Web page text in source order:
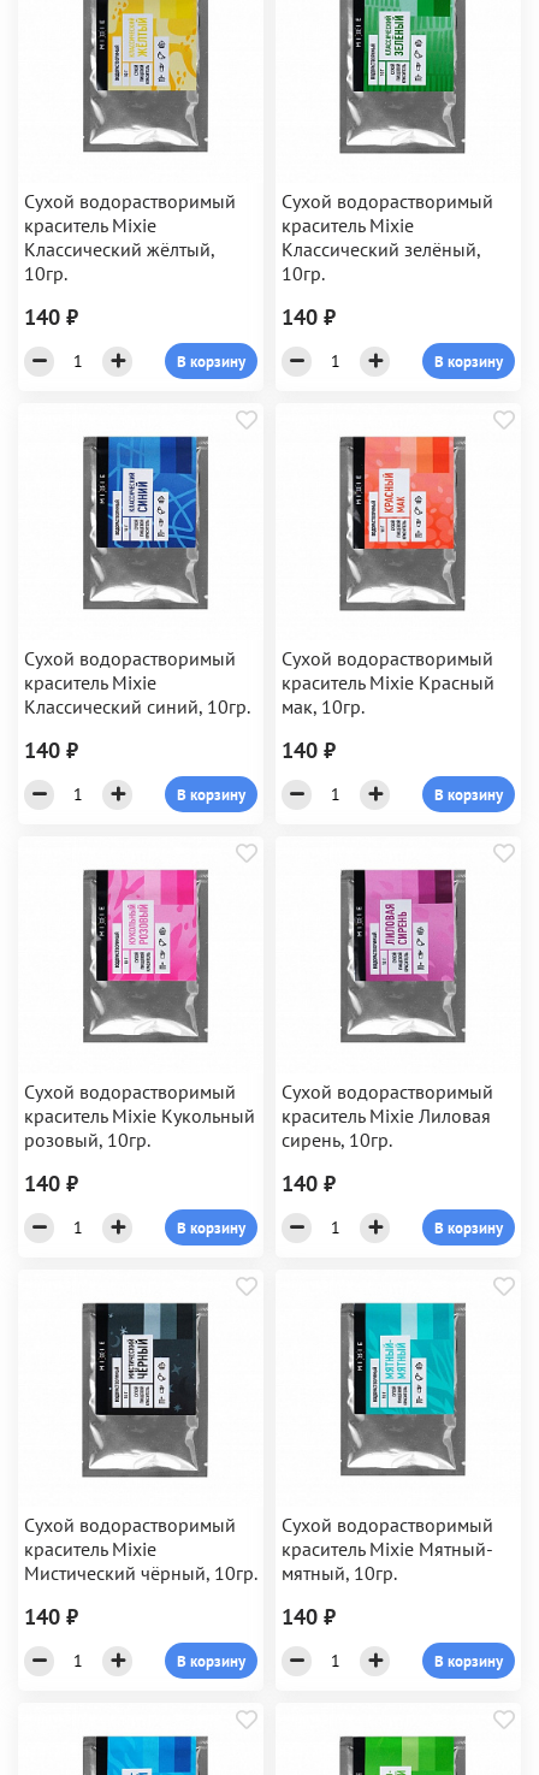
Сухой водорастворимый
краситель Mixie
Классический жёлтый,
10гр.
140 ₽
В корзину
Сухой водорастворимый
краситель Mixie
Классический зелёный,
10гр.
140 ₽
В корзину
Сухой водорастворимый
краситель Mixie
Классический синий, 10гр.
140 ₽
В корзину
Сухой водорастворимый
краситель Mixie Красный
мак, 10гр.
140 ₽
В корзину
Сухой водорастворимый
краситель Mixie Кукольный
розовый, 10гр.
140 ₽
В корзину
Сухой водорастворимый
краситель Mixie Лиловая
сирень, 10гр.
140 ₽
В корзину
Сухой водорастворимый
краситель Mixie
Мистический чёрный, 10гр.
140 ₽
В корзину
Сухой водорастворимый
краситель Mixie Мятный-
мятный, 10гр.
140 ₽
В корзину